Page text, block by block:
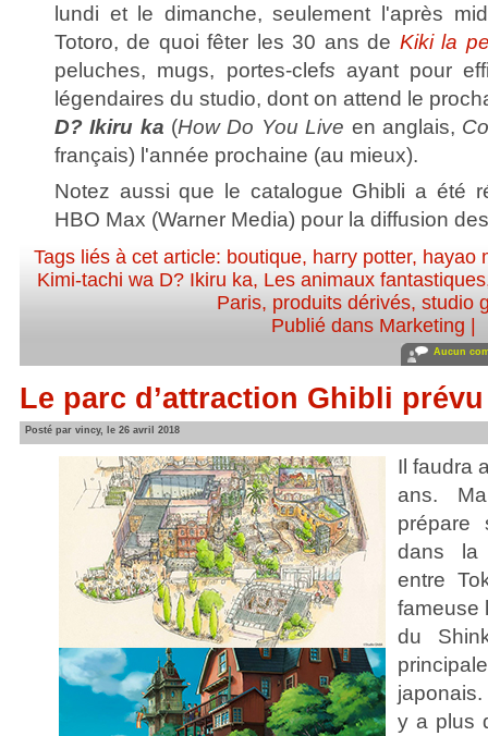
lundi et le dimanche, seulement l'après
Totoro, de quoi fêter les 30 ans de Kiki la
peluches, mugs, portes-clefs ayant pour
légendaires du studio, dont on attend le
D? Ikiru ka (How Do You Live en anglais,
français) l'année prochaine (au mieux).
Notez aussi que le catalogue Ghibli a été
HBO Max (Warner Media) pour la diffusion
Tags liés à cet article: boutique, harry potter, hayao
Kimi-tachi wa D? Ikiru ka, Les animaux fantastiques
Paris, produits dérivés, studio
Publié dans Marketing
Aucun
Le parc d’attraction Ghibli
Posté par vincy, le 26 avril 2018
Il faudra
ans.
prépare
dans la
entre
fameuse
du
y a plus